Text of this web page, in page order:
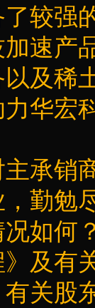
较强
速产
及稀
华宏
销商
勤勉
如何
及有
关股